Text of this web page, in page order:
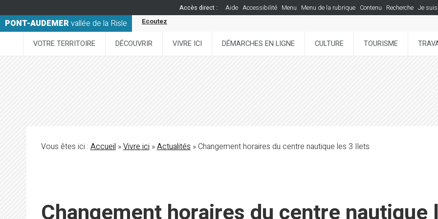
Accès direct : Aide Accessibilité Menu Menu de la rubrique Contenu Recherche Je suis
PONT-AUDEMERvallée de la Risle Ecoutez
VOTRE TERRITOIRE DÉCOUVRIR VIVRE ICI DÉMARCHES EN LIGNE CULTURE TOURISME
Vous êtes ici :Accueil»Vivre ici»Actualités» Changement horaires du centre nautique les 3 Ilets